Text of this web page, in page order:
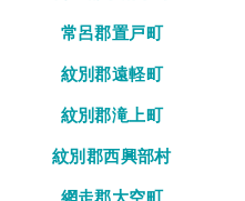
常呂郡置戸町
紋別郡遠軽町
紋別郡滝上町
紋別郡西興部村